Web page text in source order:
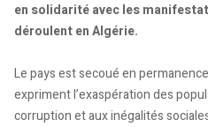
en solidarité avec les
déroulent en Algérie.
Le pays est secoué en
expriment l’exaspération des
corruption et aux inégalités